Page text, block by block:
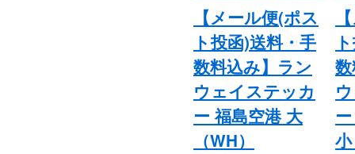
【メール便(ポス
ト投函)送料・手
数料込み】ラン
ウェイステッカ
ー 福島空港 大
（WH）